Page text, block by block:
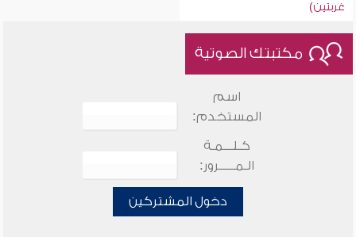
غربتين)
مكتبتك الصوتية
اسم
المستخدم:
كـلـــمـة
الـمـــــرور:
دخول المشتركين